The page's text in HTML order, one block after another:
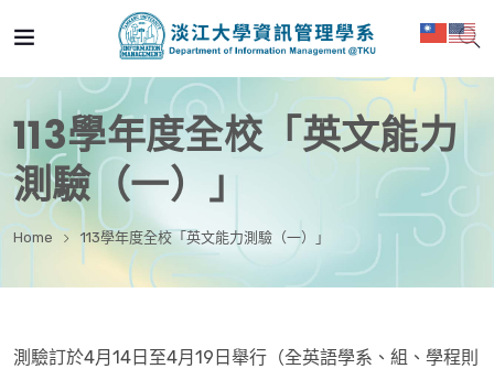
113學年度全校「英文能力
測驗（一）」
Home 113學年度全校「英文能力測驗（一）」
測驗訂於4月14日至4月19日舉行（全英語學系、組、學程則